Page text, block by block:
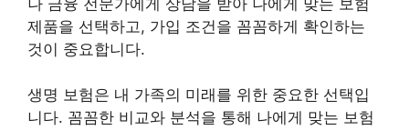
제품을 선택하고, 가입 조건을 꼼꼼하게 확인하는
것이 중요합니다.
생명 보험은 내 가족의 미래를 위한 중요한 선택입
니다. 꼼꼼한 비교와 분석을 통해 나에게 맞는 보험